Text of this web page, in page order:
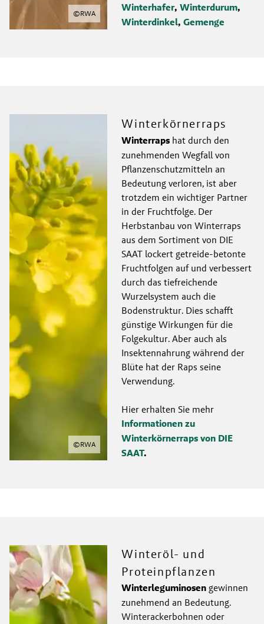
Winterhafer, Winterdurum
Winterdinkel, Gemenge
©RWA
Winterkörnerraps
Winterraps hat durch den
zunehmenden Wegfall von
Pflanzenschutzmitteln an
Bedeutung verloren, ist aber
trotzdem ein wichtiger Partner
in der Fruchtfolge. Der
Herbstanbau von Winterraps
aus dem Sortiment von DIE
SAAT lockert getreide-betonte
Fruchtfolgen auf und verbessert
durch das tiefreichende
Wurzelsystem auch die
Bodenstruktur. Dies schafft
günstige Wirkungen für die
Folgekultur. Aber auch als
Insektennahrung während der
Blüte hat der Raps seine
Verwendung.
Informationen zu
Winterkörnerraps von DIE
SAAT.
©RWA
Winteröl- und
Proteinpflanzen
Winterleguminosen gewinnen
zunehmend an Bedeutung.
Winterackerbohnen oder